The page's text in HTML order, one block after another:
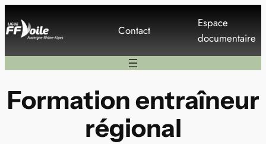
au
contenu
Contact
Espace
documentaire
Formation entraîneur
régional